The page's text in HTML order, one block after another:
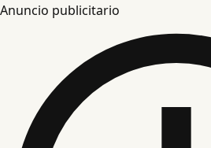
Anuncio publicitario